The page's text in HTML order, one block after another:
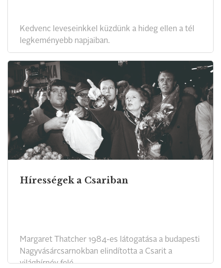
Kedvenc leveseinkkel küzdünk a hideg ellen a tél
legkeményebb napjaiban.
Hírességek a Csariban
Margaret Thatcher 1984-es látogatása a budapesti
Nagyvásárcsarnokban elindította a Csarit a
világhírnév felé.